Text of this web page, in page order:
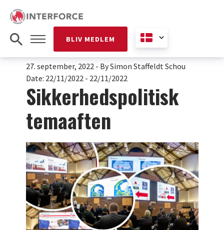
BLIV MEDLEM
27. september, 2022- By Simon Staffeldt Schou
Date: 22/11/2022 - 22/11/2022
Sikkerhedspolitisk
temaaften